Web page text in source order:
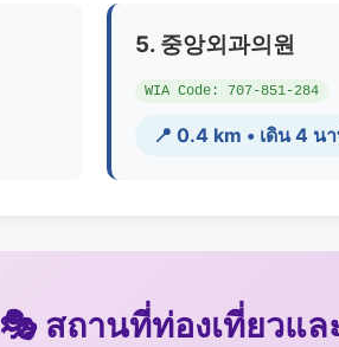
5. 중앙외과의원
WIA Code: 707-851-284
📍 0.4 km • เดิน 4 น
🎭 สถานที่ท่องเที่ยวแล